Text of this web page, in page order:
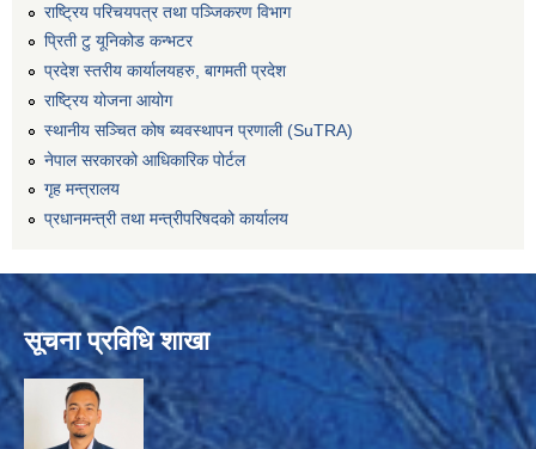
राष्ट्रिय परिचयपत्र तथा पञ्जिकरण विभाग
प्रिती टु यूनिकोड कन्भटर
प्रदेश स्तरीय कार्यालयहरु, बागमती प्रदेश
राष्ट्रिय योजना आयोग
स्थानीय सञ्चित कोष ब्यवस्थापन प्रणाली (SuTRA)
नेपाल सरकारको आधिकारिक पोर्टल
गृह मन्त्रालय
प्रधानमन्त्री तथा मन्त्रीपरिषदको कार्यालय
सूचना प्रविधि शाखा